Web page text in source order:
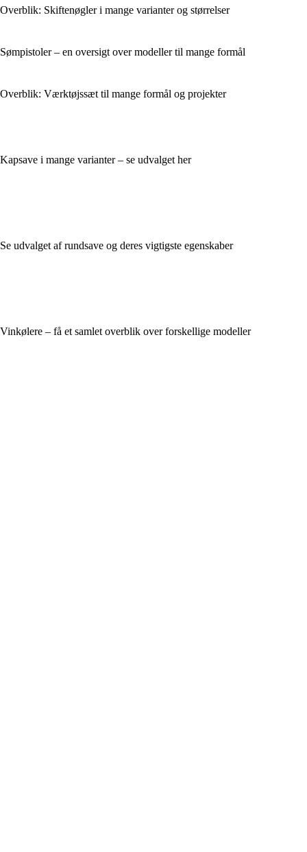
Overblik: Skiftenøgler i mange varianter og størrelser
Sømpistoler – en oversigt over modeller til mange formål
Overblik: Værktøjssæt til mange formål og projekter
Kapsave i mange varianter – se udvalget her
Se udvalget af rundsave og deres vigtigste egenskaber
Vinkølere – få et samlet overblik over forskellige modeller